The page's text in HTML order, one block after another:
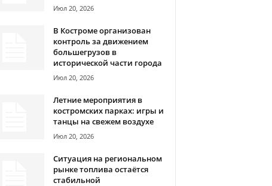
Июл 20, 2026
В Костроме организован
контроль за движением
большегрузов в
исторической части города
Июл 20, 2026
Летние мероприятия в
костромских парках: игры и
танцы на свежем воздухе
Июл 20, 2026
Ситуация на региональном
рынке топлива остаётся
стабильной